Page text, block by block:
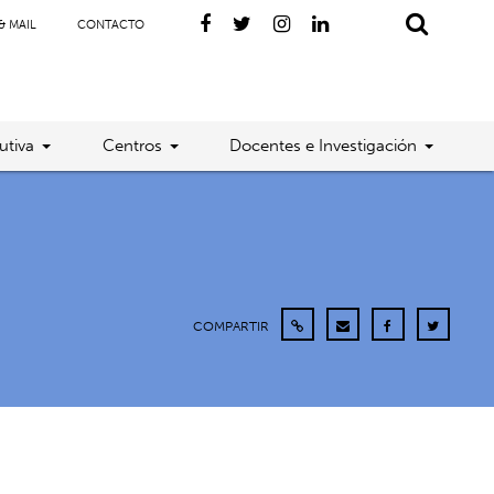
MAIL CONTACTO
Centros Docentes e Investigación
COMPARTIR